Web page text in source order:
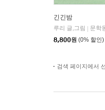
긴긴밤
루리 글,그림
문학
8,800원 (0% 할인)
검색 페이지에서